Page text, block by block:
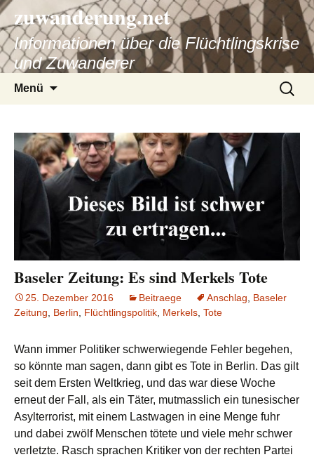
zuwanderung.net
Informationen über die Flüchtlingskrise
und Zuwanderer
Menü
Suche
nach:
Baseler Zeitung: Es sind Merkels Tote
25. Dezember 2016 Beitraege Anschlag, Baseler
Zeitung, Berlin, Flüchtlingspolitik, Merkels, Tote
Wann immer Politiker schwerwiegende Fehler begehen,
so könnte man sagen, dann gibt es Tote in Berlin. Das gilt
seit dem Ersten Weltkrieg, und das war diese Woche
erneut der Fall, als ein Täter, mutmasslich ein tunesischer
Asylterrorist, mit einem Lastwagen in eine Menge fuhr
und dabei zwölf Menschen tötete und viele mehr schwer
verletzte. Rasch sprachen Kritiker von der rechten Partei